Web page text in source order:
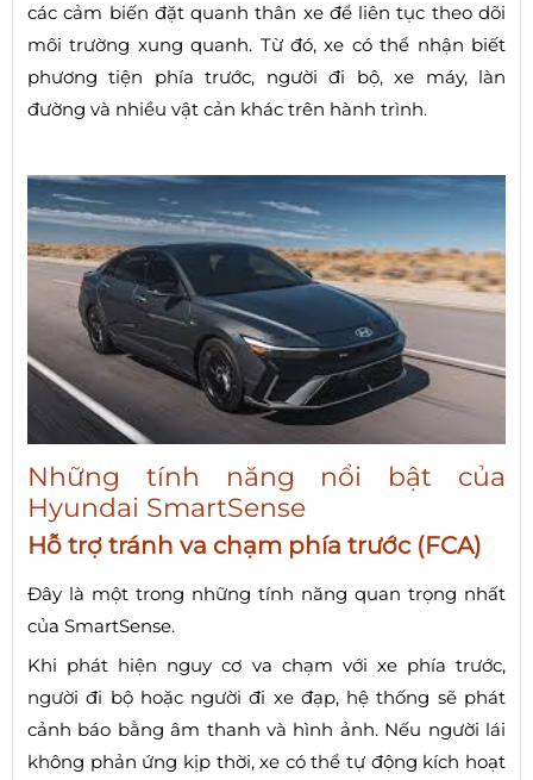
các cảm biến đặt quanh thân xe để liên tục theo dõi
môi trường xung quanh. Từ đó, xe có thể nhận biết
phương tiện phía trước, người đi bộ, xe máy, làn
đường và nhiều vật cản khác trên hành trình.
Những tính năng nổi bật của
Hyundai SmartSense
Hỗ trợ tránh va chạm phía trước (FCA)
Đây là một trong những tính năng quan trọng nhất
của SmartSense.
Khi phát hiện nguy cơ va chạm với xe phía trước,
người đi bộ hoặc người đi xe đạp, hệ thống sẽ phát
cảnh báo bằng âm thanh và hình ảnh. Nếu người lái
không phản ứng kịp thời, xe có thể tự động kích hoạt